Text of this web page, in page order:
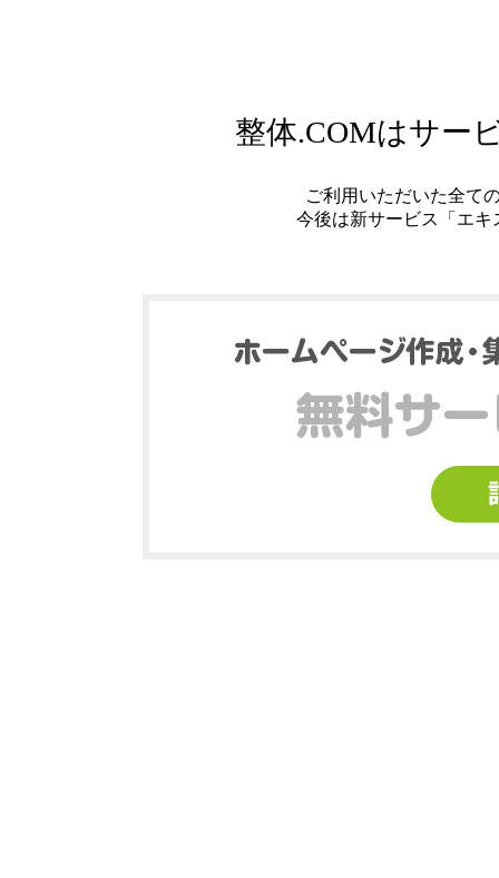
整体.COMはサー
ご利用いただいた全て
今後は新サービス「エ